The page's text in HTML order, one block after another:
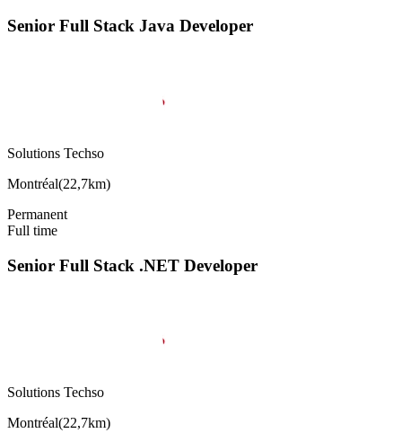
Senior Full Stack Java Developer
Solutions Techso
Montréal(22,7km)
Permanent
Full time
Senior Full Stack .NET Developer
Solutions Techso
Montréal(22,7km)